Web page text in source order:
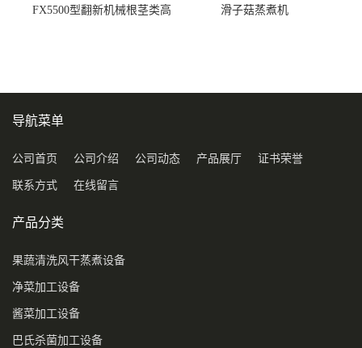
FX5500型翻新机械根茎类高
滑子菇蒸煮机
导航菜单
公司首页 公司介绍 公司动态 产品展厅 证书荣誉
联系方式 在线留言
产品分类
果蔬清洗风干蒸煮设备
净菜加工设备
酱菜加工设备
巴氏杀菌加工设备